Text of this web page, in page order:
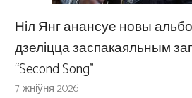
Ніл Янг анансуе новы
дзеліцца заспакаяльным
“Second Song”
7 жніўня 2026